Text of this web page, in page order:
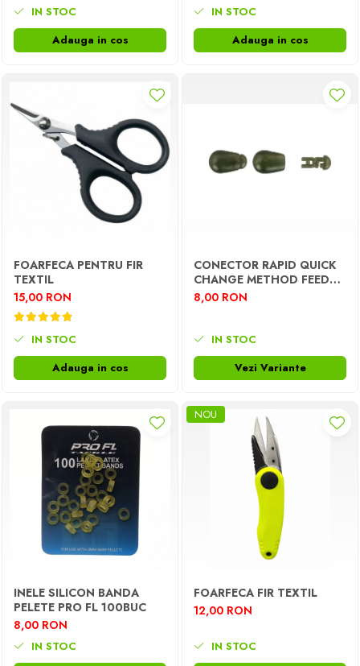
Opritoare pescuit
Crosete si burghie pescuit
Foarfeca pescuit
IN STOC
Adauga in cos
IN STOC
Adauga in cos
FOARFECA PENTRU FIR
TEXTIL
15,00 RON
IN STOC
Adauga in cos
CONECTOR RAPID QUICK
CHANGE METHOD FEEDER
10BUC
8,00 RON
IN STOC
Vezi Variante
INELE SILICON BANDA
PELETE PRO FL 100BUC
8,00 RON
IN STOC
NOU
FOARFECA FIR TEXTIL
12,00 RON
IN STOC